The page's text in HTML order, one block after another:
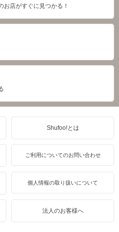
お店がすぐに見つかる！
Shufoo!とは
ご利用についてのお問い合わせ
個人情報の取り扱いについて
法人のお客様へ